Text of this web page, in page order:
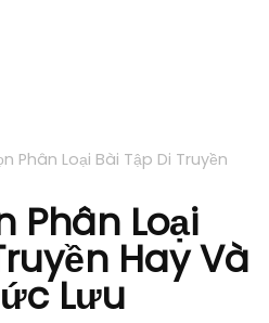
Phân Loại Bài Tập Di Truyền
Phân Loại
Hay Và
Lưu